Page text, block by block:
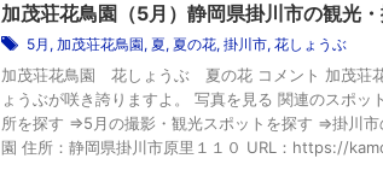
加茂荘花鳥園（5月）静岡県掛川市の観光
5月 , 加茂荘花鳥園, 夏, 夏の花, 掛川市, 花しょうぶ
加茂荘花鳥園 花しょうぶ 夏の花 コメント 加茂荘
ょうぶが咲き誇りますよ。 写真を見る 関連のスポ
所を探す ⇒5月の撮影・観光スポットを探す ⇒掛川
園 住所：静岡県掛川市原里１１０ URL：https://